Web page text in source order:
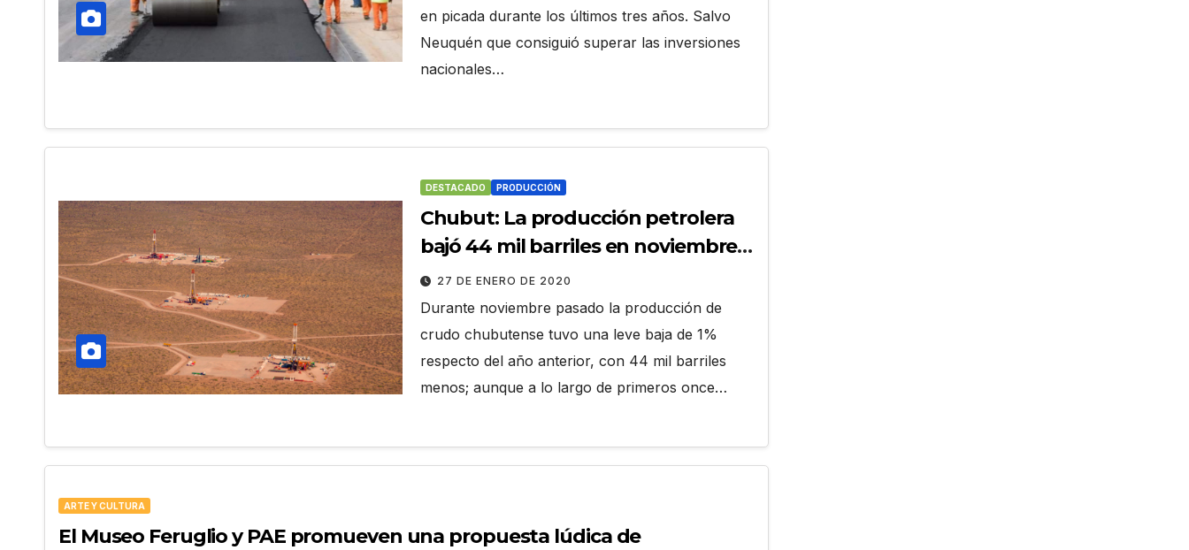
en picada durante los últimos tres años. Salvo
Neuquén que consiguió superar las inversiones
nacionales…
DESTACADO PRODUCCIÓN
Chubut: La producción petrolera
bajó 44 mil barriles en noviembre,
pero se mantiene 1,5% en el 2019
27 DE ENERO DE 2020
Durante noviembre pasado la producción de
crudo chubutense tuvo una leve baja de 1%
respecto del año anterior, con 44 mil barriles
menos; aunque a lo largo de primeros once…
ARTE Y CULTURA
El Museo Feruglio y PAE promueven una propuesta lúdica de